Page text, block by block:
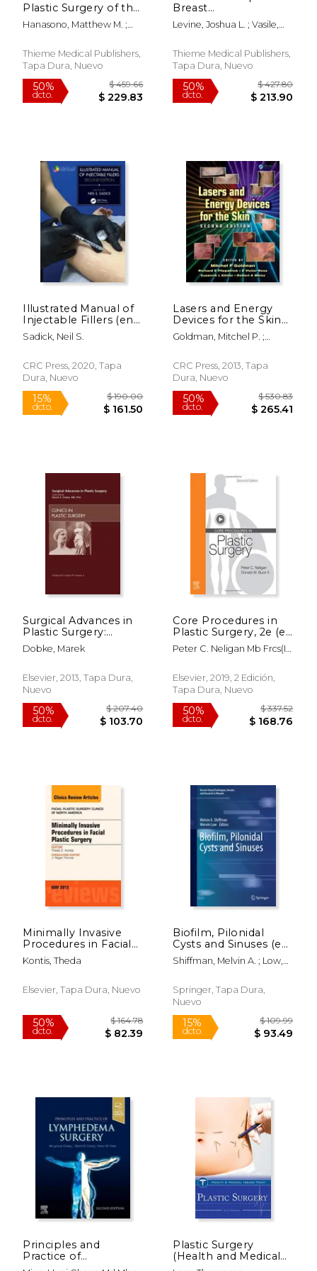
50%
dcto.
$ 817.43
$ 408.71
50%
dcto. $
Plastic Surgery of the
Head and Neck:
Current Techniques
Inglés)
Hanasono, Matthew M. ;
Skoracki, Roman J.
Thieme Medical Publishers,
Tapa Dura, Nuevo
$ 229.83
Breast
Reconstruction (en
Inglés)
Levine, Joshua L. ; Vasile,
Thieme Medical Publishers,
Tapa Dura, Nuevo
Illustrated Manual of
Injectable Fillers (en
Inglés)
Sadick, Neil S.
CRC Press, 2020, Tapa
Dura, Nuevo
dcto. $ 161.50
Lasers and Energy
Devices for the Skin
(en Inglés)
Goldman, Mitchel P. ;
Ross, E. Victor
CRC Press, 2013, Tapa
Dura, Nuevo
dcto. $
Surgical Advances in
Plastic Surgery:
Volume 39-4 (en
Inglés)
Dobke, Marek
Elsevier, 2013, Tapa Dura,
Nuevo
Core Procedures in
Plastic Surgery, 2e (en
Inglés)
Peter C. Neligan Mb Frcs(I)
Ii M.D.
Elsevier, 2019, 2 Edición,
Tapa Dura, Nuevo
Minimally Invasive
Procedures in Facial
Plastic Surgery, an
Issue of Facial Plastic
Volume 21-2 (en
Kontis, Theda
Elsevier, Tapa Dura, Nuevo
Biofilm, Pilonidal
Cysts and Sinuses (en
Inglés)
Shiffman, Melvin A. ; Low,
Springer, Tapa Dura,
Nuevo
Principles and
Practice of
Lymphedema
Plastic Surgery
(Health and Medical
Issues Today) (en